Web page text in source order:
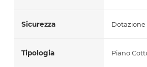
Sicurezza Dotazione
Tipologia Piano